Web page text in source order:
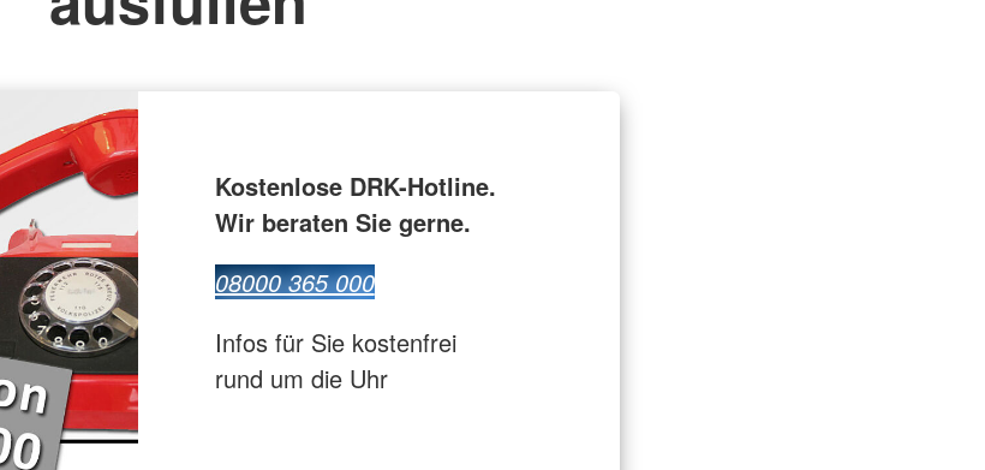
Bevölkerungsschutz und Rettung
Kostenlose DRK-Hotline.
Wir beraten Sie gerne.
08000 365 000
Infos für Sie kostenfrei
rund um die Uhr